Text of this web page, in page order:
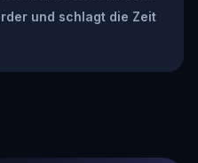
und schlagt die Zeit